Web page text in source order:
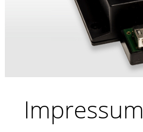
Impressum